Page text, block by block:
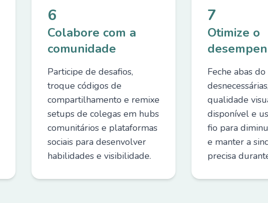
6
Colabore com a
comunidade
Participe de desafios,
troque códigos de
compartilhamento e remixe
setups de colegas em hubs
comunitários e plataformas
sociais para desenvolver
habilidades e visibilidade.
7
Otimize o
Feche abas
qualidade
disponível e
fio para
e manter a
precisa